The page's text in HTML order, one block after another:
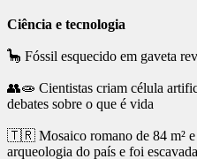
Ciência e tecnologia
🦕 Fóssil esquecido em gaveta
👥🧫 Cientistas criam célula
debates sobre o que é vida
🇹🇷 Mosaico romano de 84 m² e
arqueologia do país e foi